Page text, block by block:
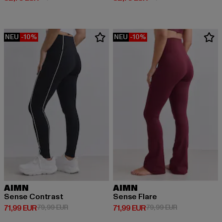
NEU -10%
AIMN
Sense Contrast
71,99 EUR
Derzeitiger Preis: 71,99 EUR
79,99 EURAktionspreis: 79,99 EUR
NEU -10%
AIMN
Sense Flare
71,99 EUR
Derzeitiger Preis: 71,99 EUR
79,99 EURAktionspreis: